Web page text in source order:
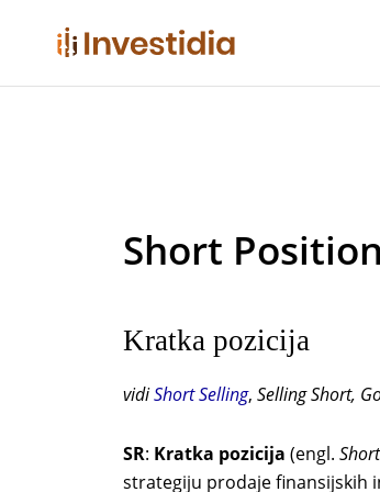
Short Position
Kratka pozicija
vidiShort Selling, Selling Short,
SR: Kratka pozicija (engl.
strategiju prodaje finansijskih